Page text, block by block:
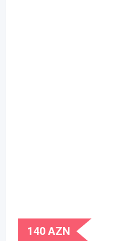
140AZN